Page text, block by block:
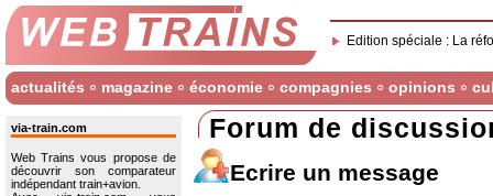
Edition spéciale : La
actualités magazine économie compagnies opinions
via-train.com
Web Trains vous propose de
découvrir son comparateur
indépendant train+avion.
Forum de
Ecrire un message